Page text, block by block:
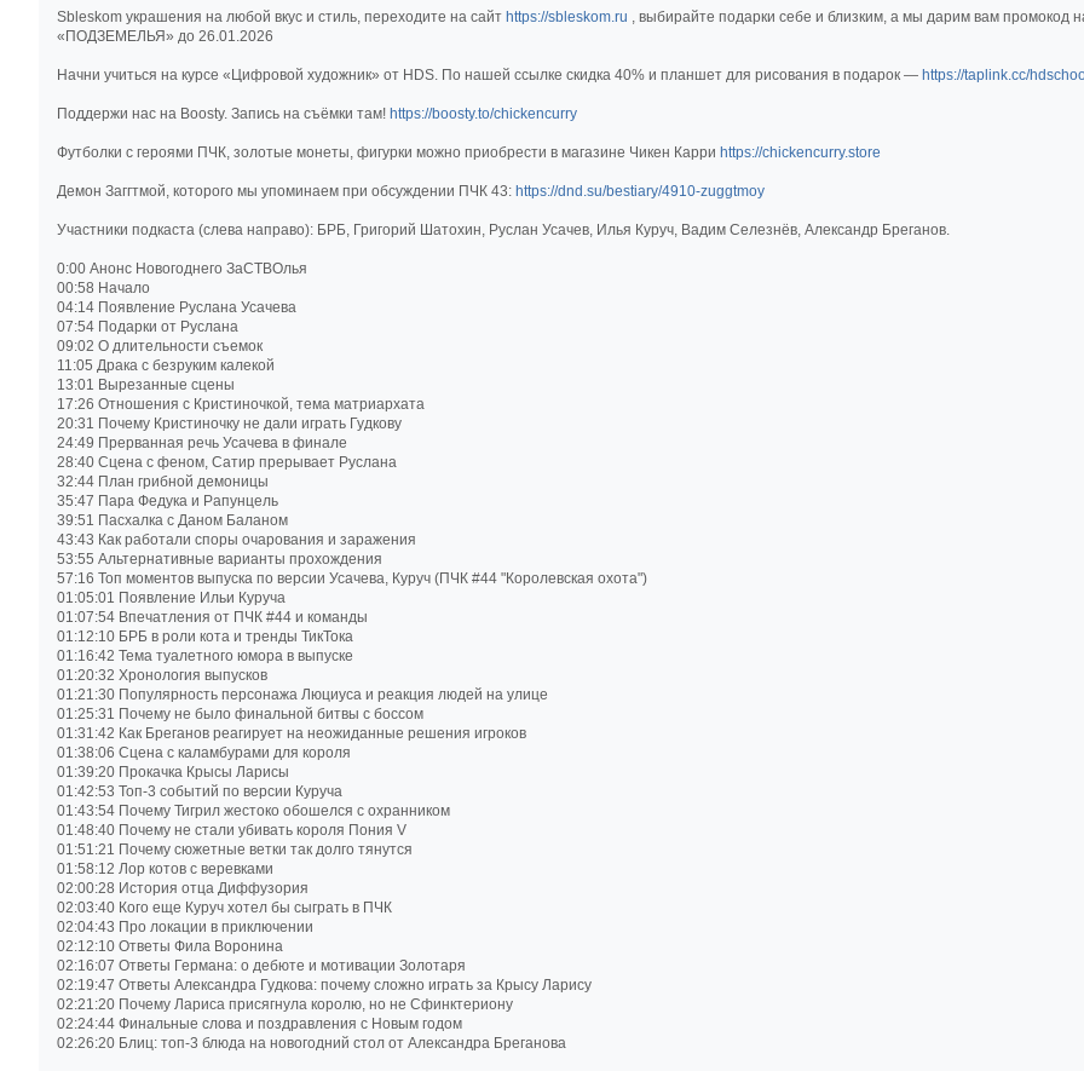
Sbleskom украшения на любой вкус и стиль, переходите на сайт https://sbleskom.ru , выбирайте подарки себе и близким, а мы дарим вам промокод
«ПОДЗЕМЕЛЬЯ» до 26.01.2026
Начни учиться на курсе «Цифровой художник» от HDS. По нашей ссылке скидка 40% и планшет для рисования в подарок — https://taplink.cc/
Поддержи нас на Boosty. Запись на съёмки там! https://boosty.to/chickencurry
Футболки с героями ПЧК, золотые монеты, фигурки можно приобрести в магазине Чикен Карри https://chickencurry.store
Демон Заггтмой, которого мы упоминаем при обсуждении ПЧК 43: https://dnd.su/bestiary/4910-zuggtmoy
Участники подкаста (слева направо): БРБ, Григорий Шатохин, Руслан Усачев, Илья Куруч, Вадим Селезнёв, Александр Бреганов.
0:00 Анонс Новогоднего ЗаСТВОлья
00:58 Начало
04:14 Появление Руслана Усачева
07:54 Подарки от Руслана
09:02 О длительности съемок
11:05 Драка с безруким калекой
13:01 Вырезанные сцены
17:26 Отношения с Кристиночкой, тема матриархата
20:31 Почему Кристиночку не дали играть Гудкову
24:49 Прерванная речь Усачева в финале
28:40 Сцена с феном, Сатир прерывает Руслана
32:44 План грибной демоницы
35:47 Пара Федука и Рапунцель
39:51 Пасхалка с Даном Баланом
43:43 Как работали споры очарования и заражения
53:55 Альтернативные варианты прохождения
57:16 Топ моментов выпуска по версии Усачева, Куруч (ПЧК #44 "Королевская охота")
01:05:01 Появление Ильи Куруча
01:07:54 Впечатления от ПЧК #44 и команды
01:12:10 БРБ в роли кота и тренды ТикТока
01:16:42 Тема туалетного юмора в выпуске
01:20:32 Хронология выпусков
01:21:30 Популярность персонажа Люциуса и реакция людей на улице
01:25:31 Почему не было финальной битвы с боссом
01:31:42 Как Бреганов реагирует на неожиданные решения игроков
01:38:06 Сцена с каламбурами для короля
01:39:20 Прокачка Крысы Ларисы
01:42:53 Топ-3 событий по версии Куруча
01:43:54 Почему Тигрил жестоко обошелся с охранником
01:48:40 Почему не стали убивать короля Пония V
01:51:21 Почему сюжетные ветки так долго тянутся
01:58:12 Лор котов с веревками
02:00:28 История отца Диффузория
02:03:40 Кого еще Куруч хотел бы сыграть в ПЧК
02:04:43 Про локации в приключении
02:12:10 Ответы Фила Воронина
02:16:07 Ответы Германа: о дебюте и мотивации Золотаря
02:19:47 Ответы Александра Гудкова: почему сложно играть за Крысу Ларису
02:21:20 Почему Лариса присягнула королю, но не Сфинктериону
02:24:44 Финальные слова и поздравления с Новым годом
02:26:20 Блиц: топ-3 блюда на новогодний стол от Александра Бреганова